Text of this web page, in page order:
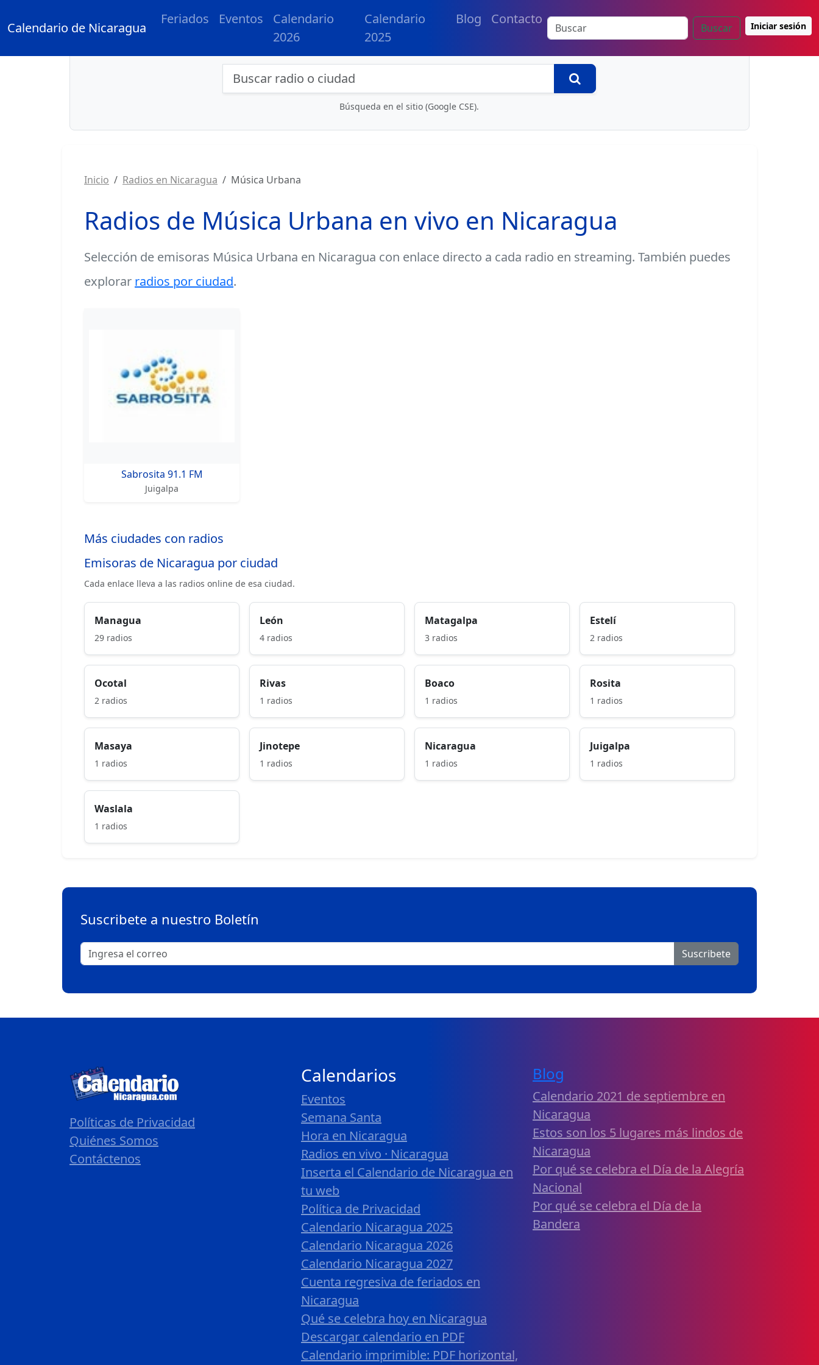
Calendario de Nicaragua
Feriados Eventos
Calendario
2026
Calendario
2025
Blog Contacto
Buscar Iniciar sesión
Búsqueda de radios y contenidos
Búsqueda en el sitio (Google CSE).
Inicio Radios en Nicaragua Música Urbana
Radios de Música Urbana en vivo en Nicaragua
Selección de emisoras Música Urbana en Nicaragua con enlace directo a cada radio en streaming. También puedes
explorar radios por ciudad.
Sabrosita 91.1 FM
Juigalpa
Más ciudades con radios
Emisoras de Nicaragua por ciudad
Cada enlace lleva a las radios online de esa ciudad.
Managua
29 radios
León
4 radios
Matagalpa
3 radios
Estelí
2 radios
Ocotal
2 radios
Rivas
1 radios
Boaco
1 radios
Rosita
1 radios
Masaya
1 radios
Jinotepe
1 radios
Nicaragua
1 radios
Juigalpa
1 radios
Waslala
1 radios
Suscribete a nuestro Boletín
Suscribete
Políticas de Privacidad
Quiénes Somos
Contáctenos
Calendarios
Eventos
Semana Santa
Hora en Nicaragua
Radios en vivo · Nicaragua
Inserta el Calendario de Nicaragua en
tu web
Política de Privacidad
Calendario Nicaragua 2025
Calendario Nicaragua 2026
Calendario Nicaragua 2027
Cuenta regresiva de feriados en
Nicaragua
Qué se celebra hoy en Nicaragua
Descargar calendario en PDF
Calendario imprimible: PDF horizontal,
Blog
Calendario 2021 de septiembre en
Nicaragua
Estos son los 5 lugares más lindos de
Nicaragua
Por qué se celebra el Día de la Alegría
Nacional
Por qué se celebra el Día de la
Bandera